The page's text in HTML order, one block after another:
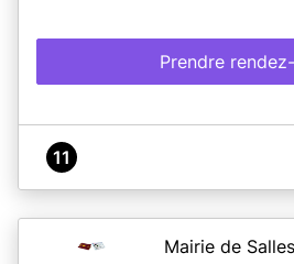
En savoir
Prendre
11
Mairie de